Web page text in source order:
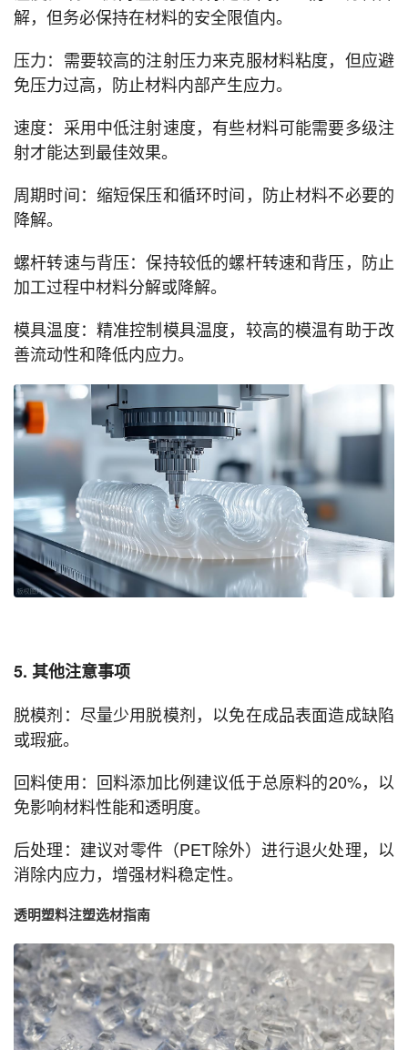
解，但务必保持在材料的安全限值内。
压力：需要较高的注射压力来克服材料粘度，但应避
免压力过高，防止材料内部产生应力。
速度：采用中低注射速度，有些材料可能需要多级注
射才能达到最佳效果。
周期时间：缩短保压和循环时间，防止材料不必要的
降解。
螺杆转速与背压：保持较低的螺杆转速和背压，防止
加工过程中材料分解或降解。
模具温度：精准控制模具温度，较高的模温有助于改
善流动性和降低内应力。
5. 其他注意事项
脱模剂：尽量少用脱模剂，以免在成品表面造成缺陷
或瑕疵。
回料使用：回料添加比例建议低于总原料的20%，以
免影响材料性能和透明度。
后处理：建议对零件（PET除外）进行退火处理，以
消除内应力，增强材料稳定性。
透明塑料注塑选材指南